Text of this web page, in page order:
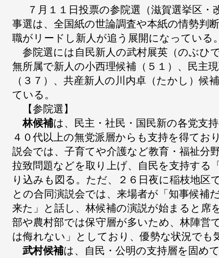
７月１１日投票の参院選（滋賀選挙区・
事選は、全国紙の世論調査や本紙の情勢判
職がリードし新人が追う展開になっている
参院選には自民新人の武村展英（のぶひ
無所属で新人の小西理候補（５１）、民主
（３７）、共産新人の川内卓（たかし）候
ている。
【参院選】
林候補は、民主・社民・国民新の各党支
４０代以上の無党派層からも支持を得てお
説会では、子育てや介護など教育・福祉分
拉致問題などを取り上げ、自民を支持する
り込みも図る。ただ、２６日夜に稲枝地区
との合同演説会では、来場者が「知事候補
来た」と話し、林候補の演説が始まると席
部や農村部では保守層が多いため、林陣営
は侮れない」としており、優勢な状況でも
武村候補は、自民・公明の支持層を固め